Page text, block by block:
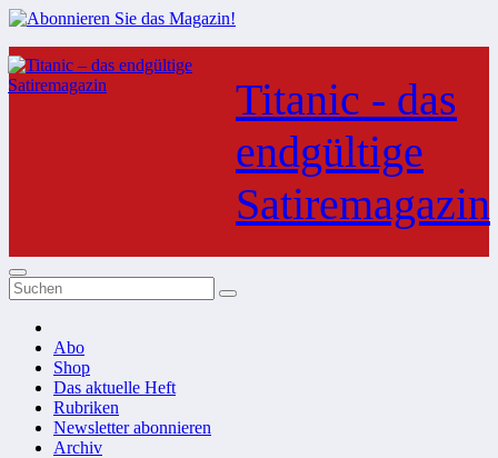
Zum
Inhalt
springen
Titanic - das
endgültige
Satiremagazin
Abo
Shop
Das aktuelle Heft
Rubriken
Newsletter abonnieren
Archiv